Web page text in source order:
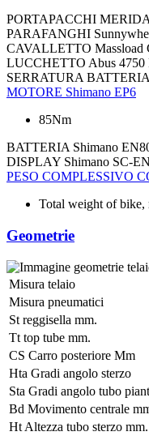
PORTAPACCHI
PARAFANGHI
CAVALLETTO
LUCCHETTO Abus 4750
SERRATURA BATTERIA
MOTORE Shimano EP6
85Nm
BATTERIA Shimano
DISPLAY Shimano SC-
PESO COMPLESSIVO
Total weight of bike,
Geometrie
Misura telaio
Misura pneumatici
St reggisella mm.
Tt top tube mm.
CS Carro posteriore Mm
Hta Gradi angolo sterzo
Sta Gradi angolo tubo
Bd Movimento centrale
Ht Altezza tubo sterzo mm.